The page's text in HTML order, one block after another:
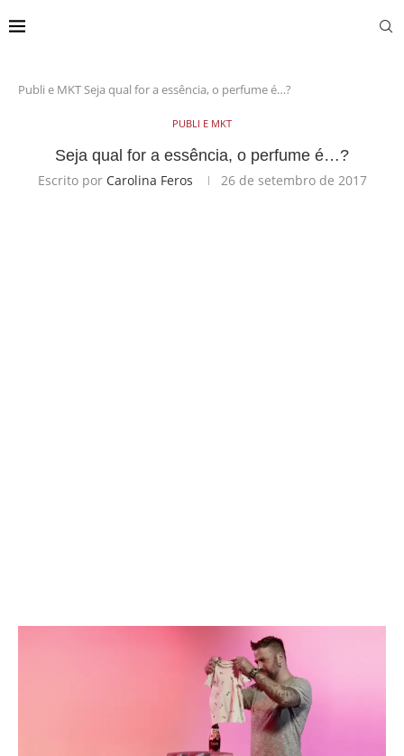
Publi e MKTSeja qual for a essência, o perfume é…?
PUBLI E MKT
Seja qual for a essência, o perfume é…?
Escrito por Carolina Feros 26 de setembro de 2017